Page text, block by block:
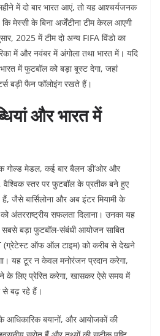
में दो बार भारत आएं, तो यह आश्चर्यजनक
मेस्सी के बिना अर्जेंटीना टीम केरल आएगी
2025 में टीम दो अन्य FIFA विंडो का
में और नवंबर में अंगोला तथा भारत में। यदि
में फुटबॉल को बड़ा बूस्ट देगा, जहां
बड़ी फैन फॉलोइंग रखते हैं।
और भारत में
गोल्ड मेडल, कई बार बैलन डी’ओर और
वैश्विक स्तर पर फुटबॉल के प्रतीक बने हुए
जैसे बार्सिलोना और अब इंटर मियामी के
अंतरराष्ट्रीय सफलता दिलाना। उनका यह
बड़ा फुटबॉल-संबंधी आयोजन साबित
(ग्रेटेस्ट ऑफ ऑल टाइम) को करीब से देखने
यह टूर न केवल मनोरंजन प्रदान करेगा,
के लिए प्रेरित करेगा, खासकर ऐसे समय में
से बढ़ रहे हैं।
आधिकारिक बयानों, और आयोजकों की